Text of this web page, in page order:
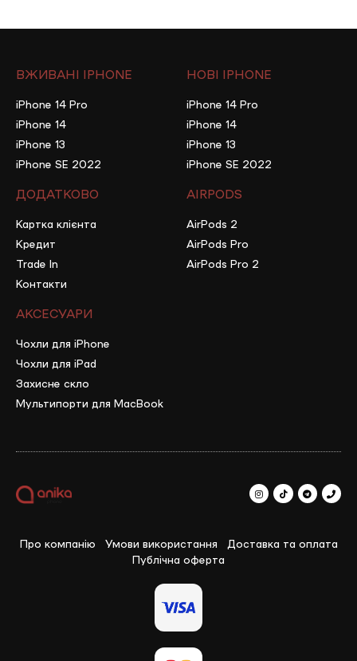
ВЖИВАНІ IPHONE
iPhone 14 Pro
iPhone 14
iPhone 13
iPhone SE 2022
НОВІ IPHONE
iPhone 14 Pro
iPhone 14
iPhone 13
iPhone SE 2022
ДОДАТКОВО
Картка клієнта
Кредит
Trade In
Контакти
AIRPODS
AirPods 2
AirPods Pro
AirPods Pro 2
АКСЕСУАРИ
Чохли для iPhone
Чохли для iPad
Захисне скло
Мультипорти для MacBook
Про компанію Умови використання
Доставка та оплата
Публічна оферта